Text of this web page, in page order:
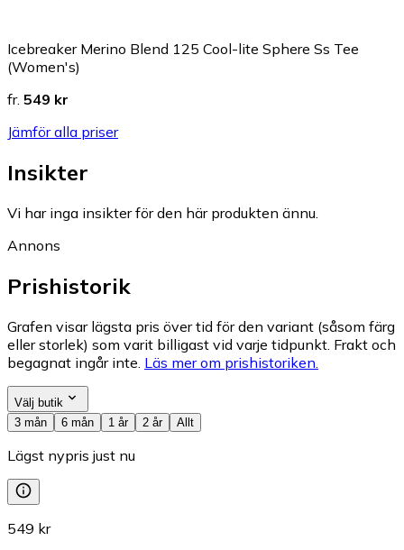
Icebreaker Merino Blend 125 Cool-lite Sphere Ss Tee
(Women's)
fr. 549 kr
Jämför alla priser
Insikter
Vi har inga insikter för den här produkten ännu.
Annons
Prishistorik
Grafen visar lägsta pris över tid för den variant (såsom färg
eller storlek) som varit billigast vid varje tidpunkt. Frakt och
begagnat ingår inte. Läs mer om prishistoriken.
Välj butik
3 mån
6 mån 1 år 2 år Allt
Lägst nypris just nu
549 kr